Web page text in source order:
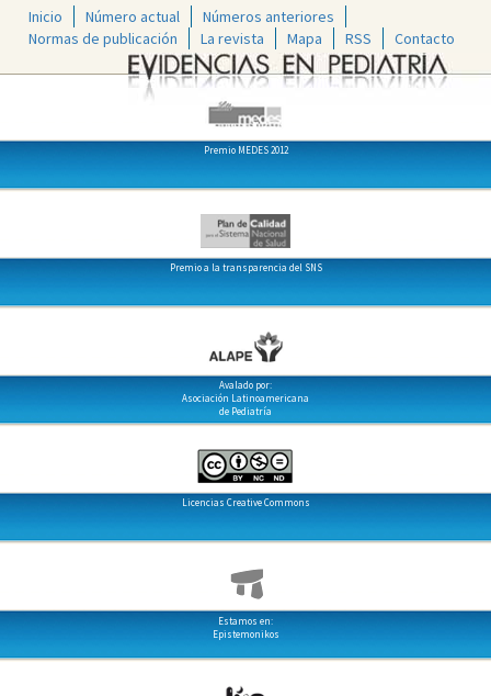
Inicio Número actual
Números anteriores
Normas de publicación
La revista Mapa RSS Contacto
Premio MEDES 2012
Premio a la transparencia del SNS
Avalado por:
Asociación Latinoamericana
de Pediatría
Licencias Creative Commons
Estamos en:
Epistemonikos